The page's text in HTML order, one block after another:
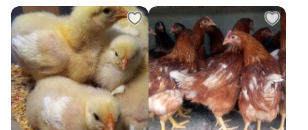
область
область